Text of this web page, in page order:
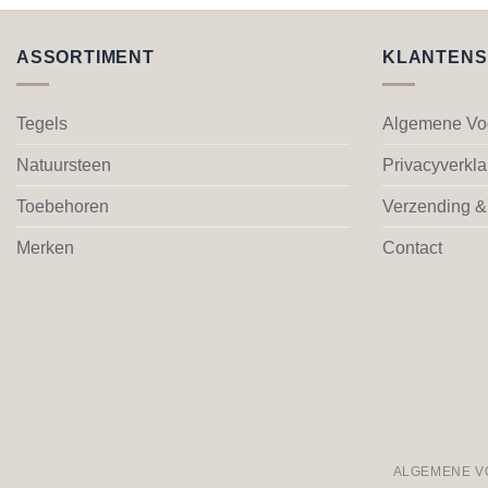
op
ASSORTIMENT
Tegels
Natuursteen
Toebehoren
Merken
Algemene
Verzending
Contact
ALGEMENE